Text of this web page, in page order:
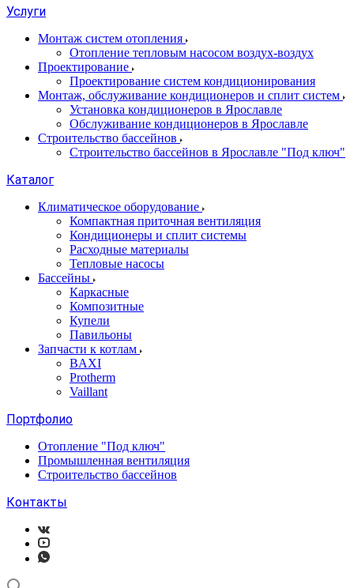
Услуги
Монтаж систем отопления
Отопление тепловым насосом воздух-воздух
Проектирование
Проектирование систем кондиционирования
Монтаж, обслуживание кондиционеров и сплит систем
Установка кондиционеров в Ярославле
Обслуживание кондиционеров в Ярославле
Строительство бассейнов
Строительство бассейнов в Ярославле "Под ключ"
Каталог
Климатическое оборудование
Компактная приточная вентиляция
Кондиционеры и сплит системы
Расходные материалы
Тепловые насосы
Бассейны
Каркасные
Композитные
Купели
Павильоны
Запчасти к котлам
BAXI
Protherm
Vaillant
Портфолио
Отопление "Под ключ"
Промышленная вентиляция
Строительство бассейнов
Контакты